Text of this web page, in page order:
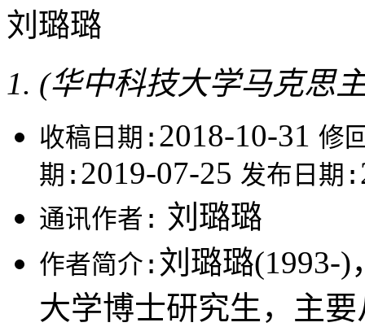
刘璐璐
(华中科技大学马克思
收稿日期: 2018-10-31 修
期: 2019-07-25 发布日期:
通讯作者: 刘璐璐
作者简介: 刘璐璐(1993-
大学博士研究生，主